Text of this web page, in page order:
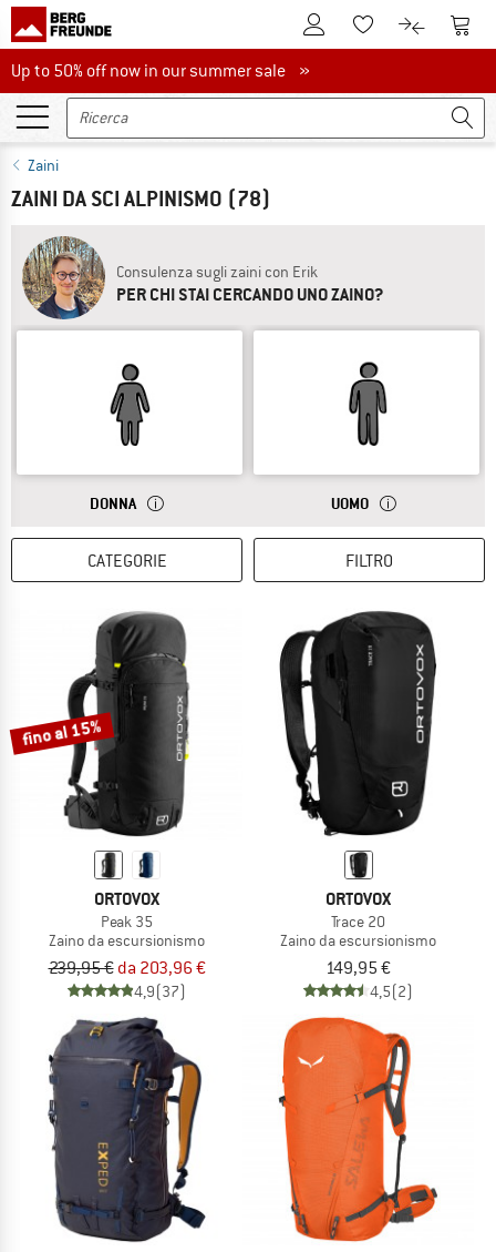
Al conto clienteAlla lista
Al Al
Up to 50% off now in our summer sale
Up to 50% off now in our summer sale »
Zaini
ZAINI DA SCI ALPINISMO (78)
Consulenza sugli zaini con Erik
PER CHI STAI CERCANDO UNO ZAINO?
RISPOSTA
DONNA GLI ZAINI DA DONNA SONO PIÙ CORTI SULLA
RISPOSTA
UOMO GLI ZAINI DA
CATEGORIE FILTRO
fino al 15%
ORTOVOX
Peak 35
Zaino da escursionismo
239,95 € da 203,96 €
4,9(37)
ORTOVOX
Trace 20
Zaino da escursionismo
149,95 €
4,5(2)